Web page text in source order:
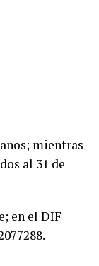
mientras
al 31 de
en el DIF